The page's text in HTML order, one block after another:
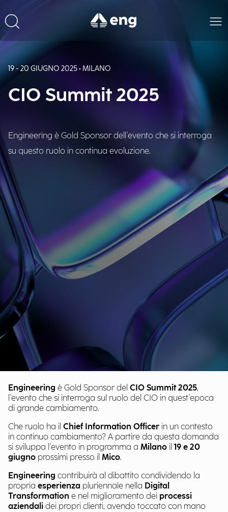
19 - 20 GIUGNO 2025 • MILANO
CIO Summit 2025
Engineering è Gold Sponsor dell'evento che si interroga
su questo ruolo in continua evoluzione.
Engineering è Gold Sponsor del CIO Summit 2025,
l'evento che si interroga sul ruolo del CIO in quest'epoca
di grande cambiamento.
Che ruolo ha il Chief Information Officer in un contesto
in continuo cambiamento? A partire da questa domanda
si sviluppa l'evento in programma a Milano il 19 e 20
giugno prossimi presso il Mico.
Engineering contribuirà al dibattito condividendo la
propria esperienza pluriennale nella Digital
Transformation e nel miglioramento dei processi
aziendali dei propri clienti, avendo toccato con mano